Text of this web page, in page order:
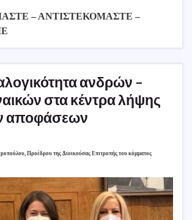
– ΑΝΤΙΣΤΕΚΟΜΑΣΤΕ –
ανδρών –
στα κέντρα λήψης
αποφάσεων
Προέδρου της Διοικούσας Επιτροπής του κόμματος